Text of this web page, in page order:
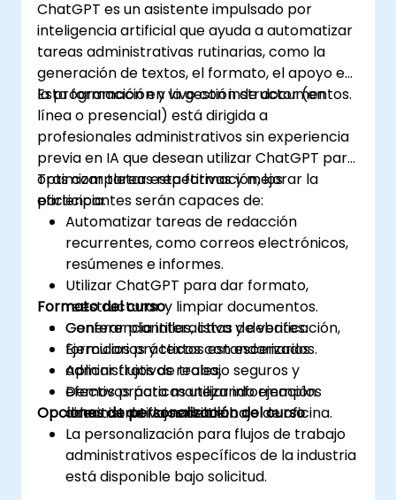
ChatGPT es un asistente impulsado por
inteligencia artificial que ayuda a automatizar
tareas administrativas rutinarias, como la
generación de textos, el formato, el apoyo en
la programación y la gestión de documentos.
Esta formación en vivo con instructor (en
línea o presencial) está dirigida a
profesionales administrativos sin experiencia
previa en IA que desean utilizar ChatGPT para
optimizar tareas repetitivas y mejorar la
eficiencia.
Tras completar esta formación, los
participantes serán capaces de:
Automatizar tareas de redacción
recurrentes, como correos electrónicos,
resúmenes e informes.
Utilizar ChatGPT para dar formato,
reestructurar y limpiar documentos.
Generar plantillas, listas de verificación,
formularios y textos estandarizados.
Aplicar flujos de trabajo seguros y
efectivos para manejar información
administrativa sensible.
Formato del curso
Conferencia interactiva y debates.
Ejercicios prácticos con escenarios
administrativos reales.
Demos prácticas utilizando ejemplos
directos de flujos de trabajo de oficina.
Opciones de personalización del curso
La personalización para flujos de trabajo
administrativos específicos de la industria
está disponible bajo solicitud.